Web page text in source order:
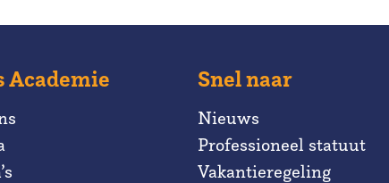
Academie Snel naar
Nieuws
Professioneel statuut
Vakantieregeling